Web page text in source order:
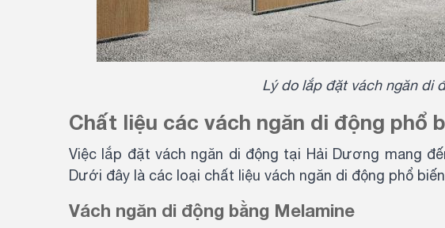
Lý do lắp đặt vách ngăn di
Chất liệu các vách ngăn di động phổ
Việc lắp đặt vách ngăn di động tại Hải Dương mang
Dưới đây là các loại chất liệu vách ngăn di động phổ
Vách ngăn di động bằng Melamine